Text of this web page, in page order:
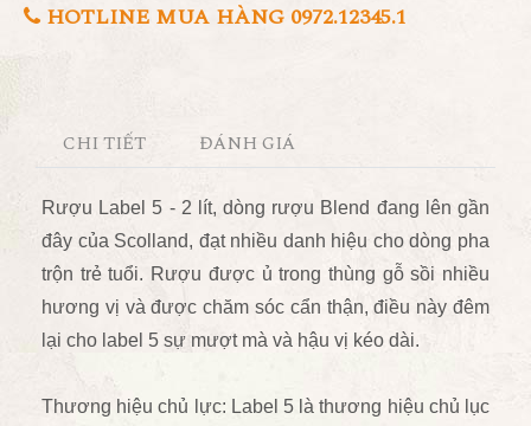
HOTLINE MUA HÀNG 0972.12345.1
CHI TIẾT ĐÁNH GIÁ
Rượu Label 5 - 2 lít, dòng rượu Blend đang lên gần
đây của Scolland, đạt nhiều danh hiệu cho dòng pha
trộn trẻ tuổi. Rượu được ủ trong thùng gỗ sồi nhiều
hương vị và được chăm sóc cẩn thận, điều này đêm
lại cho label 5 sự mượt mà và hậu vị kéo dài.
Thương hiệu chủ lực: Label 5 là thương hiệu chủ lục